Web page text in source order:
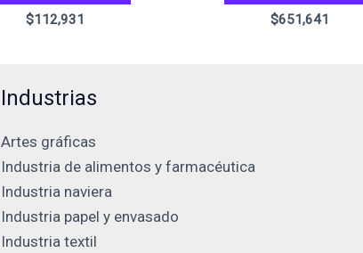
$112,931 $651,641
Industrias
Artes gráficas
Industria de alimentos y farmacéutica
Industria naviera
Industria papel y envasado
Industria textil